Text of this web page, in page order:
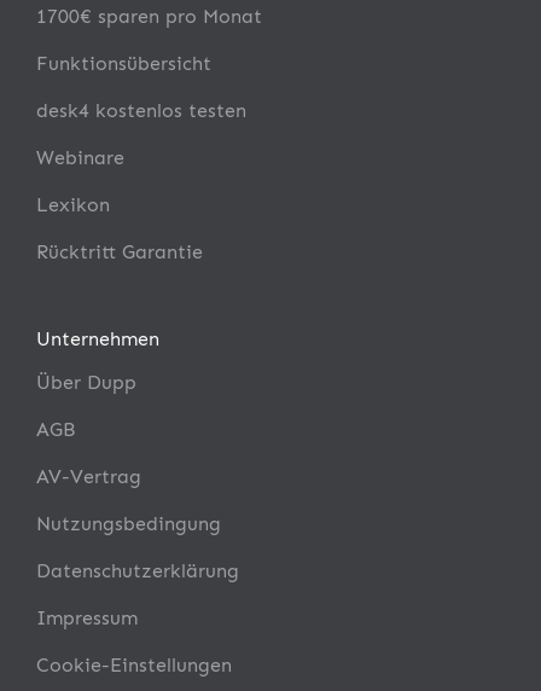
1700€ sparen pro Monat
Funktionsübersicht
desk4 kostenlos testen
Webinare
Lexikon
Rücktritt Garantie
Unternehmen
Über Dupp
AGB
AV-Vertrag
Nutzungsbedingung
Datenschutzerklärung
Impressum
Cookie-Einstellungen